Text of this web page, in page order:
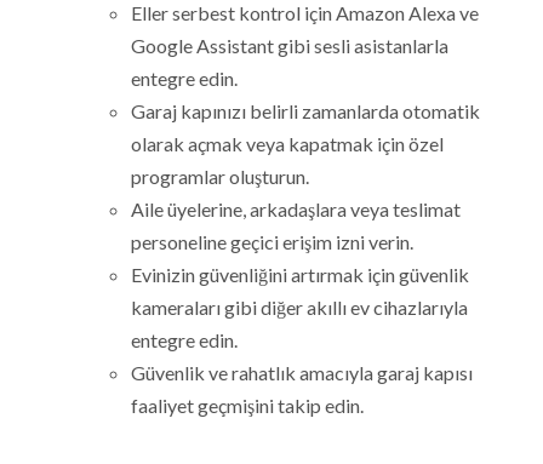
Eller serbest kontrol için Amazon Alexa ve
Google Assistant gibi sesli asistanlarla
entegre edin.
Garaj kapınızı belirli zamanlarda otomatik
olarak açmak veya kapatmak için özel
programlar oluşturun.
Aile üyelerine, arkadaşlara veya teslimat
personeline geçici erişim izni verin.
Evinizin güvenliğini artırmak için güvenlik
kameraları gibi diğer akıllı ev cihazlarıyla
entegre edin.
Güvenlik ve rahatlık amacıyla garaj kapısı
faaliyet geçmişini takip edin.